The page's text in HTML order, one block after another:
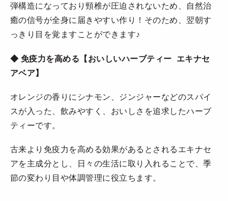
弾構造になっており頸椎が圧迫されないため、自然治
癒の信号が全身に届きやすい作り！そのため、翌朝す
っきり目を覚ますことができます♪
◆ 免疫力を高める【おいしいハーブティー エキナセ
アベア】
オレンジの香りにシナモン、ジンジャーなどのスパイ
スが入った、飲みやすく、おいしさを追求したハーブ
ティーです。
古来より免疫力を高める効果があるとされるエキナセ
アを主成分とし、日々の生活に取り入れることで、季
節の変わり目や体調管理に役立ちます。